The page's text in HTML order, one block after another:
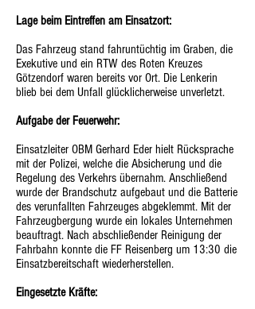
Lage beim Eintreffen am Einsatzort:
Das Fahrzeug stand fahruntüchtig im Graben, die
Exekutive und ein RTW des Roten Kreuzes
Götzendorf waren bereits vor Ort. Die Lenkerin
blieb bei dem Unfall glücklicherweise unverletzt.
Aufgabe der Feuerwehr:
Einsatzleiter OBM Gerhard Eder hielt Rücksprache
mit der Polizei, welche die Absicherung und die
Regelung des Verkehrs übernahm. Anschließend
wurde der Brandschutz aufgebaut und die Batterie
des verunfallten Fahrzeuges abgeklemmt. Mit der
Fahrzeugbergung wurde ein lokales Unternehmen
beauftragt. Nach abschließender Reinigung der
Fahrbahn konnte die FF Reisenberg um 13:30 die
Einsatzbereitschaft wiederherstellen.
Eingesetzte Kräfte: